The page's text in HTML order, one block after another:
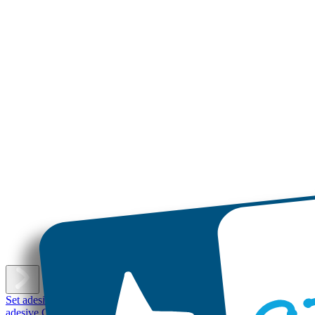
Set adesivi con nome Etichette adesive piccole Etichette adesive
adesive Grandi
Etichette per scarpe